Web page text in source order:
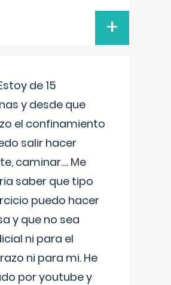
+
de 15
y desde que
el confinamiento
salir hacer
caminar.... Me
saber que tipo
puedo hacer
y que no sea
ni para el
ni para mi. He
por youtube y